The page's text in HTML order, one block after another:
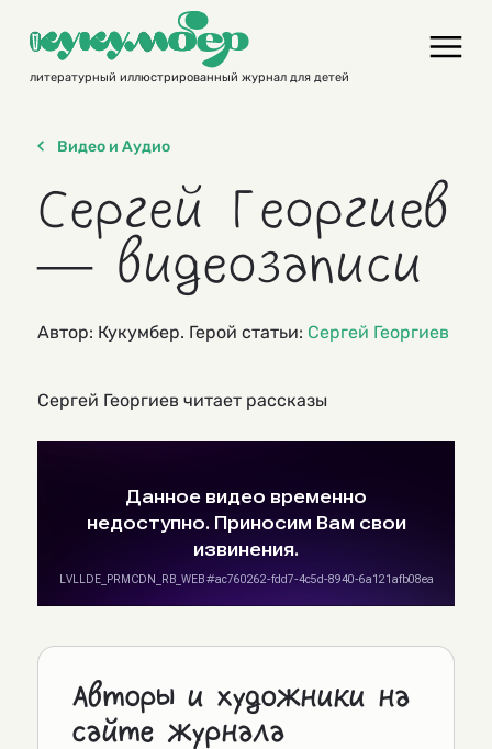
contentлитературный иллюстрированный журнал для детей
Видео и Аудио
Сергей Георгиев
— видеозаписи
Автор: Кукумбер. Герой статьи: Сергей Георгиев
Сергей Георгиев читает рассказы
Авторы и художники на
сайте журнала